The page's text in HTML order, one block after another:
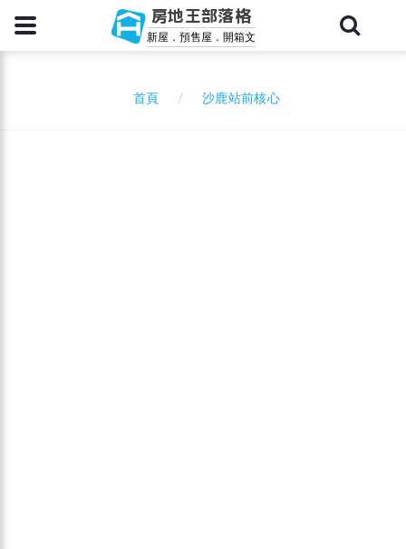
房地王部落格
新屋．預售屋．開箱文
首頁 沙鹿站前核心